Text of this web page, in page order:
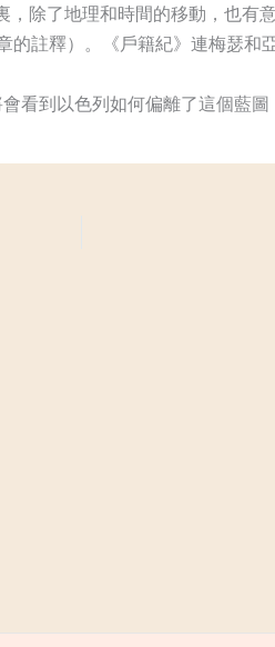
除了地理和時間的移動，也有
註釋）。《戶籍紀》連梅瑟
看到以色列如何偏離了這個藍圖